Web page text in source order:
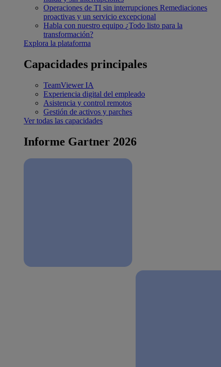
Operaciones de TI sin interrupciones Remediaciones
proactivas y un servicio excepcional
Habla con nuestro equipo ¿Todo listo para la
transformación?
Explora la plataforma
Capacidades principales
TeamViewer IA
Experiencia digital del empleado
Asistencia y control remotos
Gestión de activos y parches
Ver todas las capacidades
Informe Gartner 2026